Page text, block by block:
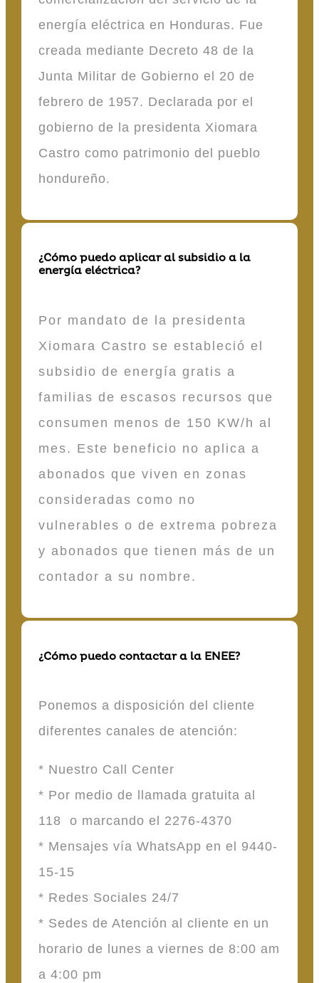
energía eléctrica en Honduras. Fue
creada mediante Decreto 48 de la
Junta Militar de Gobierno el 20 de
febrero de 1957. Declarada por el
gobierno de la presidenta Xiomara
Castro como patrimonio del pueblo
hondureño.
¿Cómo puedo aplicar al subsidio a la
energía eléctrica?
Por mandato de la presidenta
Xiomara Castro se estableció el
subsidio de energía gratis a
familias de escasos recursos que
consumen menos de 150 KW/h al
mes. Este beneficio no aplica a
abonados que viven en zonas
consideradas como no
vulnerables o de extrema pobreza
y abonados que tienen más de un
contador a su nombre.
¿Cómo puedo contactar a la ENEE?
Ponemos a disposición del cliente
diferentes canales de atención:
* Nuestro Call Center
* Por medio de llamada gratuita al
118 o marcando el 2276-4370
* Mensajes vía WhatsApp en el 9440-
15-15
* Redes Sociales 24/7
* Sedes de Atención al cliente en un
horario de lunes a viernes de 8:00 am
a 4:00 pm